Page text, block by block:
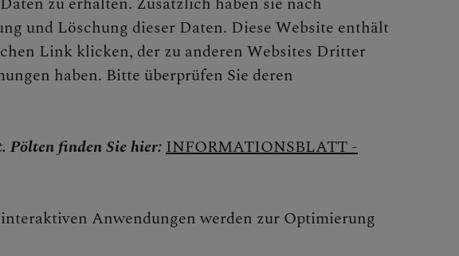
und Löschung dieser Daten. Diese Website enthält
Link klicken, der zu anderen Websites Dritter
haben. Bitte überprüfen Sie deren
Pölten finden Sie hier:INFORMATIONSBLATT -
Anwendungen werden zur Optimierung